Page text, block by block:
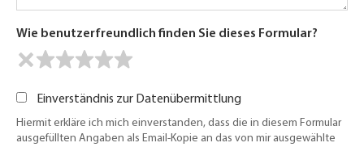
Wie benutzerfreundlich finden Sie dieses Formular?
Einverständnis zur Datenübermittlung
Hiermit erkläre ich mich einverstanden, dass die in diesem Formular
ausgefüllten Angaben als Email-Kopie an das von mir ausgewählte